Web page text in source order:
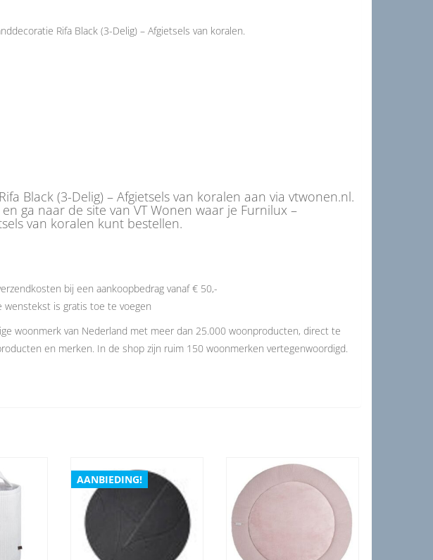
Rifa Black (3-Delig) – Afgietsels van koralen.
Black (3-Delig) – Afgietsels van koralen aan via vtwonen.nl.
ga naar de site van VT Wonen waar je Furnilux –
van koralen kunt bestellen.
bij een aankoopbedrag vanaf € 50,-
wenstekst is gratis toe te voegen
woonmerk van Nederland met meer dan 25.000 woonproducten, direct te
en merken. In de shop zijn ruim 150 woonmerken vertegenwoordigd.
AANBIEDING!